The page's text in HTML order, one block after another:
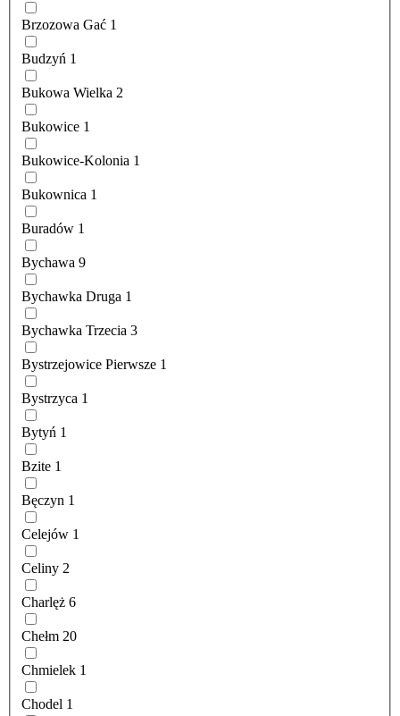
Brzozowa Gać 1
Budzyń 1
Bukowa Wielka 2
Bukowice 1
Bukowice-Kolonia 1
Bukownica 1
Buradów 1
Bychawa 9
Bychawka Druga 1
Bychawka Trzecia 3
Bystrzejowice Pierwsze 1
Bystrzyca 1
Bytyń 1
Bzite 1
Bęczyn 1
Celejów 1
Celiny 2
Charlęż 6
Chełm 20
Chmielek 1
Chodel 1